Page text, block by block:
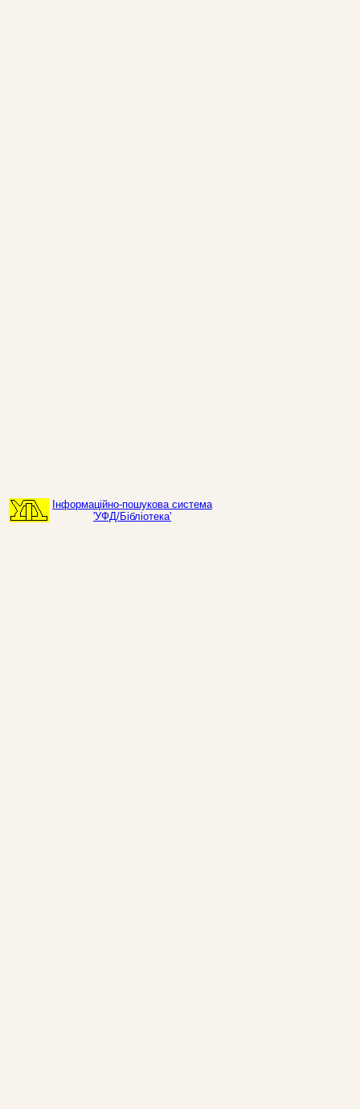
Інформаційно-пошукова система
'УФД/Бібліотека'